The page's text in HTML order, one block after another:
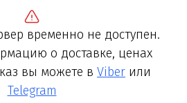
временно не доступен.
о доставке, ценах
вы можете в Viber или
Telegram